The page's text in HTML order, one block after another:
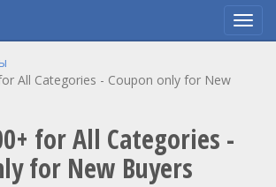
All Categories - Coupon only for New
for All Categories -
for New Buyers